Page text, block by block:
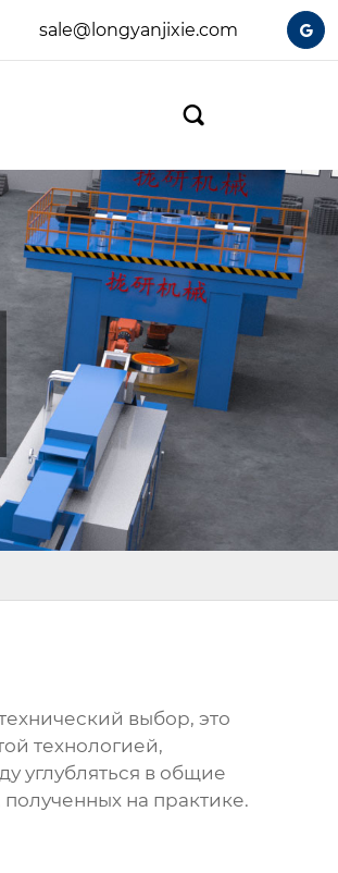
sale@longyanjixie.com 

выбор, это
технологией,
углубляться в общие
на практике.